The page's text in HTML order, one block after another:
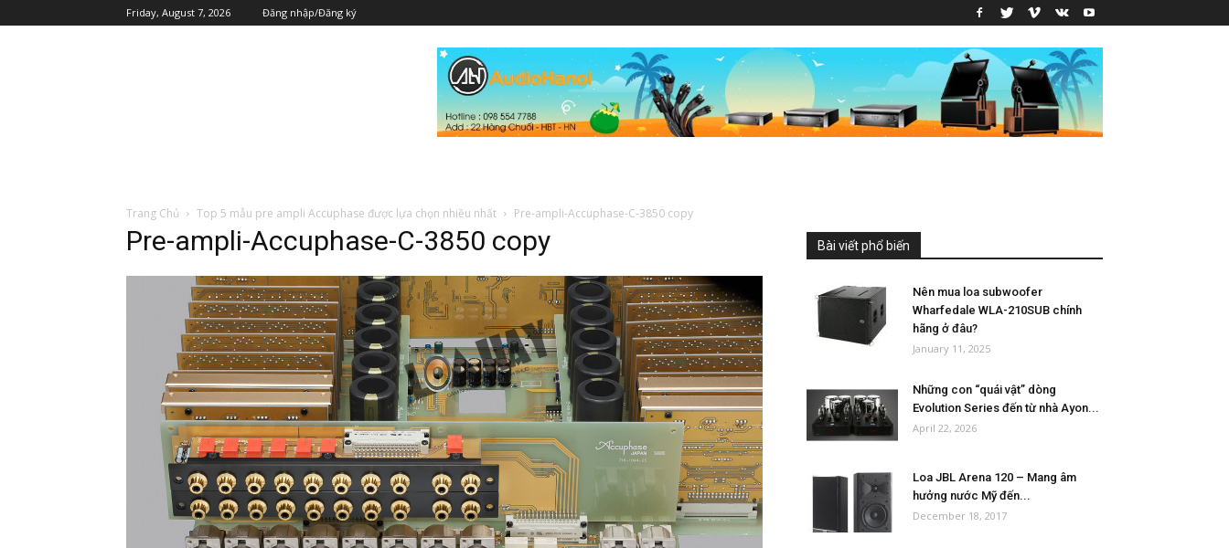
Friday, August 7, 2026 Đăng nhập/Đăng ký
Trang Chủ Top 5 mẫu pre ampli Accuphase được lựa chọn nhiều nhất Pre-ampli-Accuphase-C-3850 copy
Pre-ampli-Accuphase-C-3850 copy Bài viết phổ biến
Nên mua loa subwoofer
Wharfedale WLA-210SUB chính
hãng ở đâu?
January 11, 2025
Những con “quái vật” dòng
Evolution Series đến từ nhà Ayon...
April 22, 2026
Loa JBL Arena 120 – Mang âm
hưởng nước Mỹ đến...
December 18, 2017